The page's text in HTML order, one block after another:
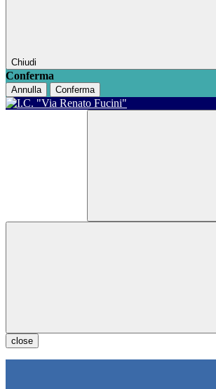
Chiudi
Conferma
Annulla Conferma
close